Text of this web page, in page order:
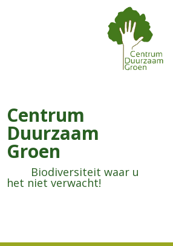
Centrum
Duurzaam
Groen
Biodiversiteit waar u
het niet verwacht!